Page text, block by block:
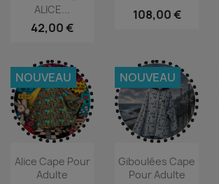
ALICE...
42,00 €
108,00 €
Alice Cape Pour
Adulte
NOUVEAU
Giboulées Cape
Pour Adulte
NOUVEAU